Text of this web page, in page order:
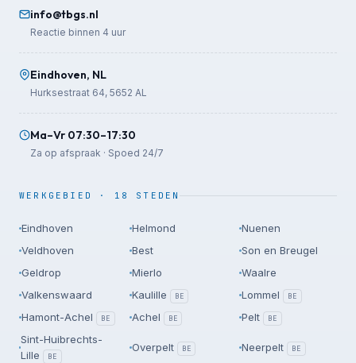
info@tbgs.nl
Reactie binnen 4 uur
Eindhoven, NL
Hurksestraat 64, 5652 AL
Ma–Vr 07:30–17:30
Za op afspraak · Spoed 24/7
WERKGEBIED · 18 STEDEN
Eindhoven Helmond
Nuenen
Veldhoven
Best
Son en Breugel
Geldrop
Mierlo
Waalre
Valkenswaard
Kaulille BE Lommel BE
Hamont-Achel BE Achel BE Pelt BE
Sint-Huibrechts-
Lille
BE
Overpelt BE Neerpelt BE